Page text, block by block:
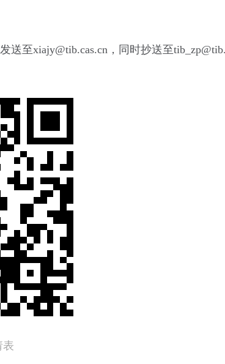
至xiajy@tib.cas.cn，同时抄送至
表